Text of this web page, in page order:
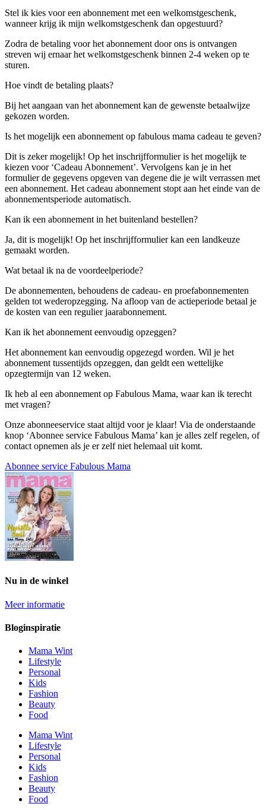
Stel ik kies voor een abonnement met een welkomstgeschenk,
wanneer krijg ik mijn welkomstgeschenk dan opgestuurd?
Zodra de betaling voor het abonnement door ons is ontvangen
streven wij ernaar het welkomstgeschenk binnen 2-4 weken op te
sturen.
Hoe vindt de betaling plaats?
Bij het aangaan van het abonnement kan de gewenste betaalwijze
gekozen worden.
Is het mogelijk een abonnement op fabulous mama cadeau te geven?
Dit is zeker mogelijk! Op het inschrijfformulier is het mogelijk te
kiezen voor ‘Cadeau Abonnement’. Vervolgens kan je in het
formulier de gegevens opgeven van degene die je wilt verrassen met
een abonnement. Het cadeau abonnement stopt aan het einde van de
abonnementsperiode automatisch.
Kan ik een abonnement in het buitenland bestellen?
Ja, dit is mogelijk! Op het inschrijfformulier kan een landkeuze
gemaakt worden.
Wat betaal ik na de voordeelperiode?
De abonnementen, behoudens de cadeau- en proefabonnementen
gelden tot wederopzegging. Na afloop van de actieperiode betaal je
de kosten van een regulier jaarabonnement.
Kan ik het abonnement eenvoudig opzeggen?
Het abonnement kan eenvoudig opgezegd worden. Wil je het
abonnement tussentijds opzeggen, dan geldt een wettelijke
opzegtermijn van 12 weken.
Ik heb al een abonnement op Fabulous Mama, waar kan ik terecht
met vragen?
Onze abonneeservice staat altijd voor je klaar! Via de onderstaande
knop ‘Abonnee service Fabulous Mama’ kan je alles zelf regelen, of
contact opnemen als je er zelf niet helemaal uit komt.
Abonnee service Fabulous Mama
Nu in de winkel
Meer informatie
Bloginspiratie
Mama Wint
Lifestyle
Personal
Kids
Fashion
Beauty
Food
Mama Wint
Lifestyle
Personal
Kids
Fashion
Beauty
Food